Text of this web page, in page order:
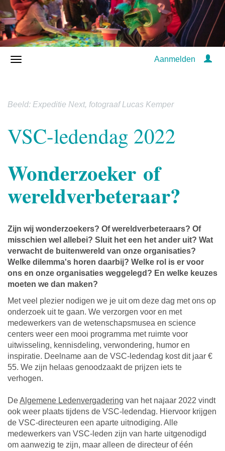
Aanmelden
Beeld: Expeditie Next, fotograaf Lucas Kemper
VSC-ledendag 2022
Wonderzoeker of
wereldverbeteraar?
Zijn wij wonderzoekers? Of wereldverbeteraars? Of
misschien wel allebei? Sluit het een het ander uit? Wat
verwacht de buitenwereld van onze organisaties?
Welke dilemma's horen daarbij? Welke rol is er voor
ons en onze organisaties weggelegd? En welke keuzes
moeten we dan maken?
Met veel plezier nodigen we je uit om deze dag met ons op
onderzoek uit te gaan. We verzorgen voor en met
medewerkers van de wetenschapsmusea en science
centers weer een mooi programma met ruimte voor
uitwisseling, kennisdeling, verwondering, humor en
inspiratie. Deelname aan de VSC-ledendag kost dit jaar €
55. We zijn helaas genoodzaakt de prijzen iets te
verhogen.
DeAlgemene Ledenvergadering van het najaar 2022 vindt
ook weer plaats tijdens de VSC-ledendag. Hiervoor krijgen
de VSC-directeuren een aparte uitnodiging. Alle
medewerkers van VSC-leden zijn van harte uitgenodigd
om aanwezig te zijn, maar alleen de directeur of één